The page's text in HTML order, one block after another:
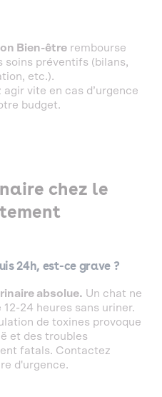
Bien-être rembourse
soins préventifs (bilans,
etc.).
vite en cas d’urgence
budget.
chez le
24h, est-ce grave ?
absolue. Un chat ne
24 heures sans uriner.
de toxines provoque
et des troubles
fatals. Contactez
d'urgence.